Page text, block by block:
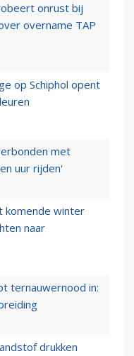
onrust bij
overname TAP
op Schiphol opent
met
uur rijden'
komende winter
naar
ternauwernood in:
drukken